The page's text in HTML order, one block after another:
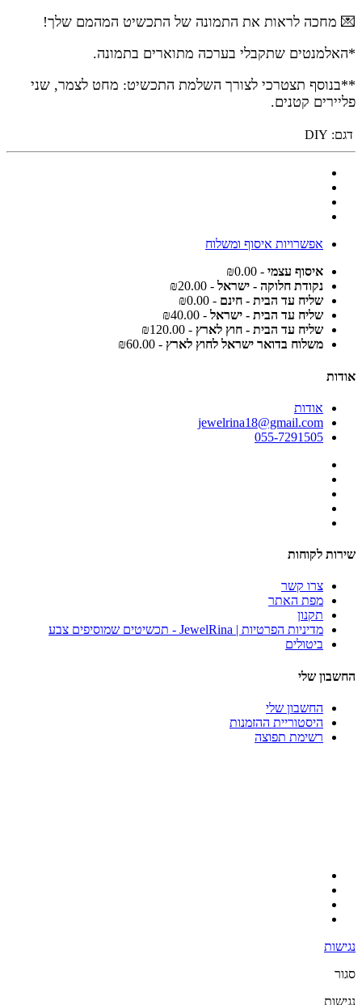
💌 מחכה לראות את התמונה של התכשיט המהמם שלך!
*האלמנטים שתקבלי בערכה מתוארים בתמונה.
**בנוסף תצטרכי לצורך השלמת התכשיט: מחט לצמר, שני
פליירים קטנים.
דגם: DIY
אפשרויות איסוף ומשלוח
איסוף עצמי - ₪0.00
נקודת חלוקה - ישראל - ₪20.00
שליח עד הבית - חינם - ₪0.00
שליח עד הבית - ישראל - ₪40.00
שליח עד הבית - חוץ לארץ - ₪120.00
משלוח בדואר ישראל לחוץ לארץ - ₪60.00
אודות
אודות
jewelrina18@gmail.com
055-7291505
שירות לקוחות
צרו קשר
מפת האתר
תקנון
מדיניות הפרטיות | JewelRina - תכשיטים שמוסיפים צבע
ביטולים
החשבון שלי
החשבון שלי
היסטוריית ההזמנות
רשימת תפוצה
נגישות
סגור
נגישות